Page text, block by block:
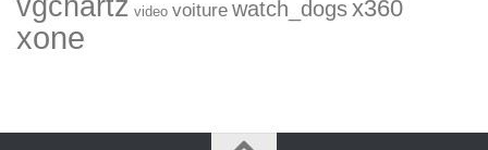
video voiture watch_dogsx360
xone